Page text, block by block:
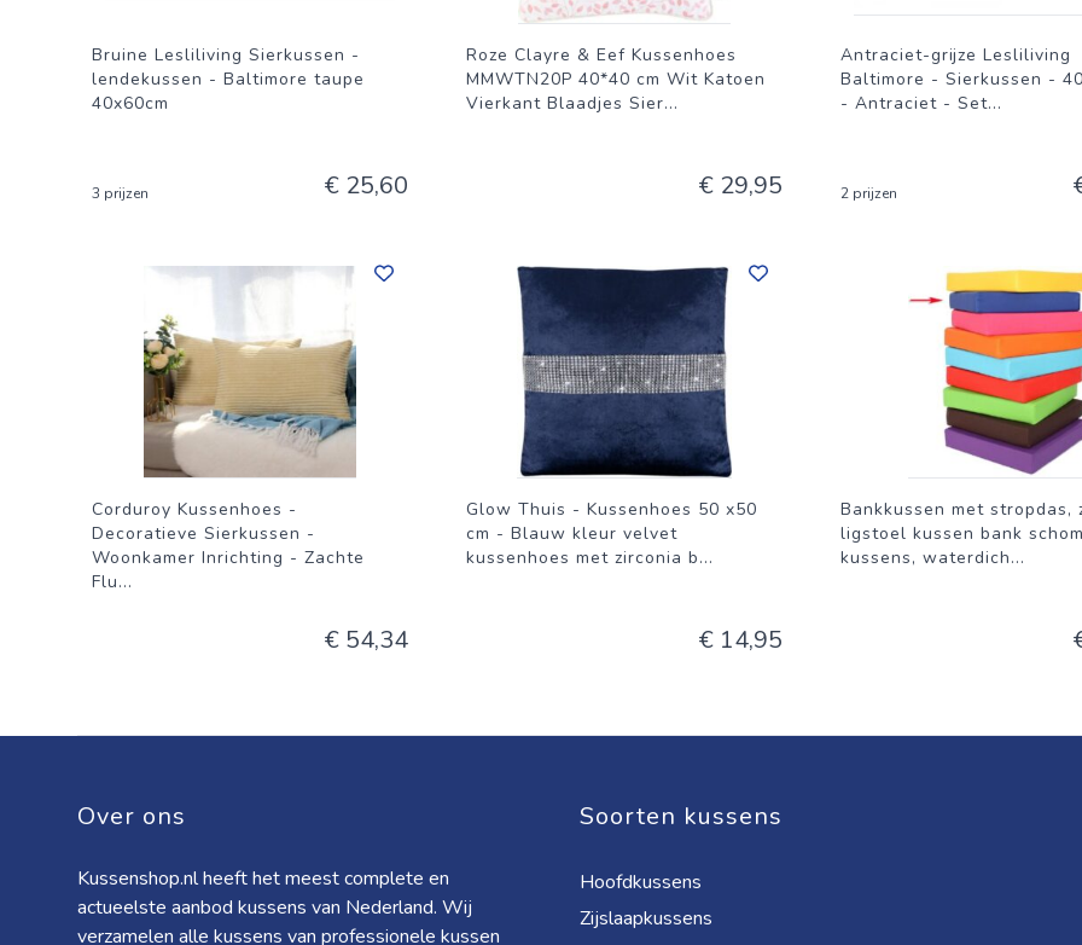
Bruine Lesliliving Sierkussen -
lendekussen - Baltimore taupe
40x60cm
3 prijzen € 25,60
Roze Clayre & Eef Kussenhoes
MMWTN20P 40*40 cm Wit Katoen
Vierkant Blaadjes Sier...
€ 29,95
Antraciet-grijze Lesliliving
Baltimore - Sierkussen -
- Antraciet - Set...
2 prijzen
Corduroy Kussenhoes -
Decoratieve Sierkussen -
Woonkamer Inrichting - Zachte
Flu...
€ 54,34
Glow Thuis - Kussenhoes 50 x50
cm - Blauw kleur velvet
kussenhoes met zirconia b...
€ 14,95
Bankkussen met stropdas,
ligstoel kussen bank
kussens, waterdich...
Over ons
Kussenshop.nl heeft het meest complete en
actueelste aanbod kussens van Nederland. Wij
verzamelen alle kussens van professionele kussen
Soorten kussens
Hoofdkussens
Zijslaapkussens